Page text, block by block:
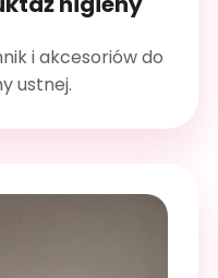
i akcesoriów do
ustnej.